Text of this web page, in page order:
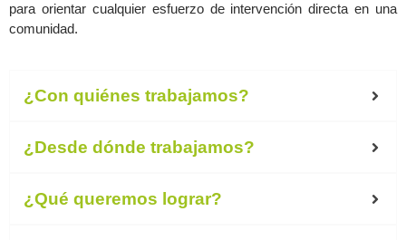
para orientar cualquier esfuerzo de intervención directa en una
comunidad.
¿Con quiénes trabajamos?
¿Desde dónde trabajamos?
¿Qué queremos lograr?